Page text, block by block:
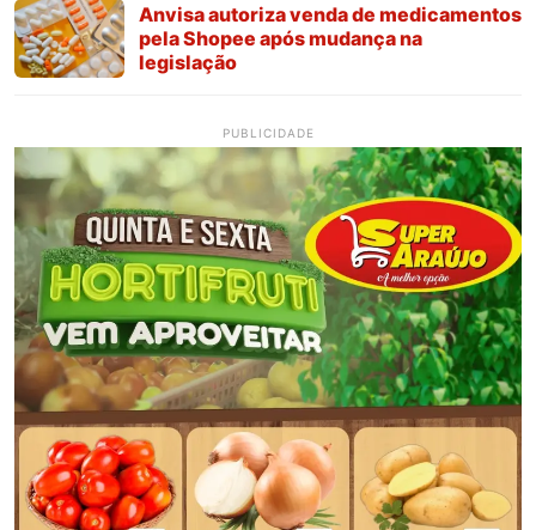
Anvisa autoriza venda de medicamentos
pela Shopee após mudança na
legislação
PUBLICIDADE